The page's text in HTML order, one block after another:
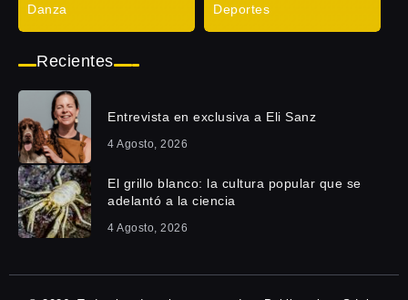
Danza Deportes
Recientes
Entrevista en exclusiva a Eli Sanz
4 Agosto, 2026
El grillo blanco: la cultura popular que se
adelantó a la ciencia
4 Agosto, 2026